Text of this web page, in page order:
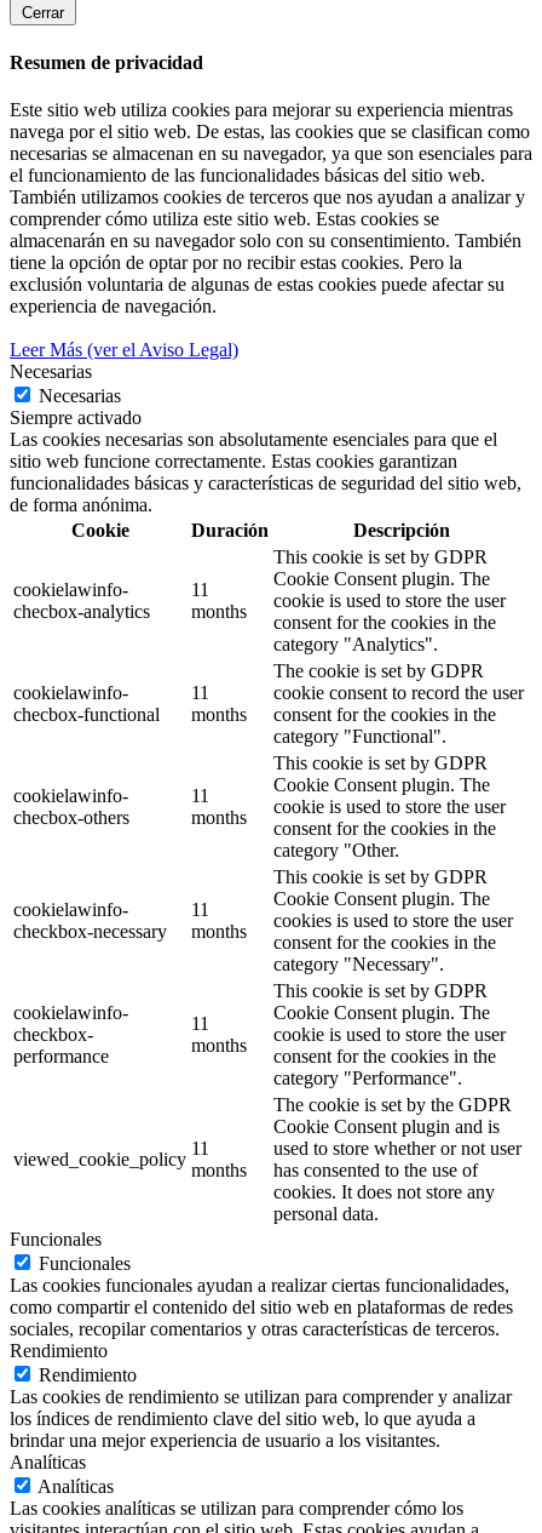
Cerrar
Resumen de privacidad
Este sitio web utiliza cookies para mejorar su experiencia mientras
navega por el sitio web. De estas, las cookies que se clasifican como
necesarias se almacenan en su navegador, ya que son esenciales para
el funcionamiento de las funcionalidades básicas del sitio web.
También utilizamos cookies de terceros que nos ayudan a analizar y
comprender cómo utiliza este sitio web. Estas cookies se
almacenarán en su navegador solo con su consentimiento. También
tiene la opción de optar por no recibir estas cookies. Pero la
exclusión voluntaria de algunas de estas cookies puede afectar su
experiencia de navegación.
Leer Más (ver el Aviso Legal)
Necesarias
Necesarias
Siempre activado
Las cookies necesarias son absolutamente esenciales para que el
sitio web funcione correctamente. Estas cookies garantizan
funcionalidades básicas y características de seguridad del sitio web,
de forma anónima.
Cookie
Duración Descripción
cookielawinfo-
checbox-analytics
11
months
This cookie is set by GDPR
Cookie Consent plugin. The
cookie is used to store the user
consent for the cookies in the
category "Analytics".
cookielawinfo-
checbox-functional
11
months
The cookie is set by GDPR
cookie consent to record the user
consent for the cookies in the
category "Functional".
cookielawinfo-
checbox-others
11
months
This cookie is set by GDPR
Cookie Consent plugin. The
cookie is used to store the user
consent for the cookies in the
category "Other.
cookielawinfo-
checkbox-necessary
11
months
This cookie is set by GDPR
Cookie Consent plugin. The
cookies is used to store the user
consent for the cookies in the
category "Necessary".
cookielawinfo-
checkbox-
performance
11
months
This cookie is set by GDPR
Cookie Consent plugin. The
cookie is used to store the user
consent for the cookies in the
category "Performance".
viewed_cookie_policy
11
months
The cookie is set by the GDPR
Cookie Consent plugin and is
used to store whether or not user
has consented to the use of
cookies. It does not store any
personal data.
Funcionales
Funcionales
Las cookies funcionales ayudan a realizar ciertas funcionalidades,
como compartir el contenido del sitio web en plataformas de redes
sociales, recopilar comentarios y otras características de terceros.
Rendimiento
Rendimiento
Las cookies de rendimiento se utilizan para comprender y analizar
los índices de rendimiento clave del sitio web, lo que ayuda a
brindar una mejor experiencia de usuario a los visitantes.
Analíticas
Analíticas
Las cookies analíticas se utilizan para comprender cómo los